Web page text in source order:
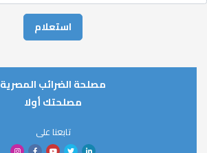
مصلحة الضرائب المصرية
مصلحتك أولا
تابعنا على